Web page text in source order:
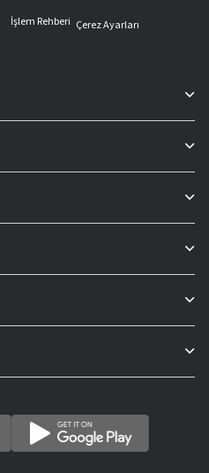
İşlem Rehberi Çerez Ayarları